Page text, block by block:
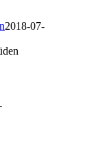
2018-07-